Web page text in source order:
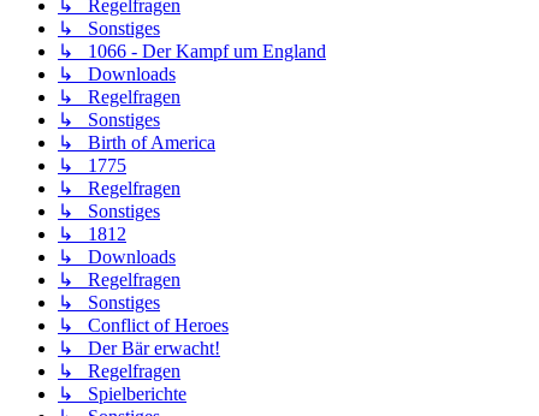
↳ Regelfragen
↳ Sonstiges
↳ 1066 - Der Kampf um England
↳ Downloads
↳ Regelfragen
↳ Sonstiges
↳ Birth of America
↳ 1775
↳ Regelfragen
↳ Sonstiges
↳ 1812
↳ Downloads
↳ Regelfragen
↳ Sonstiges
↳ Conflict of Heroes
↳ Der Bär erwacht!
↳ Regelfragen
↳ Spielberichte